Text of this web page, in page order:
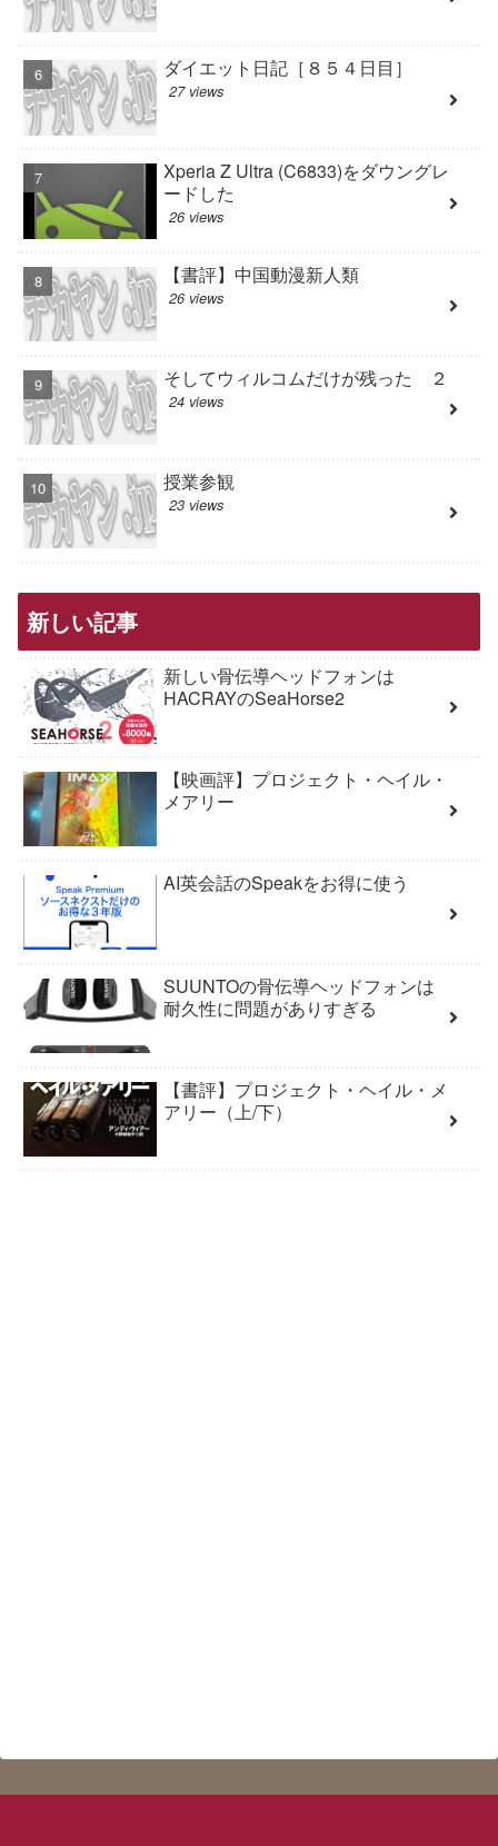
ダイエット日記［８５４日目］
27 views
Xperia Z Ultra (C6833)をダウングレ
ードした
26 views
【書評】中国動漫新人類
26 views
そしてウィルコムだけが残った ２
24 views
授業参観
23 views
新しい記事
新しい骨伝導ヘッドフォンは
HACRAYのSeaHorse2
【映画評】プロジェクト・ヘイル・
メアリー
AI英会話のSpeakをお得に使う
SUUNTOの骨伝導ヘッドフォンは
耐久性に問題がありすぎる
【書評】プロジェクト・ヘイル・メ
アリー（上/下）